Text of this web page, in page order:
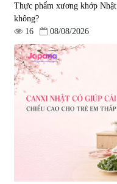
Viên uống bổ gan Ribeto Shoji
Hepaclean 60 viên
690.000 đ
Thực phẩm xương khớp
không?
16
08/08/2026